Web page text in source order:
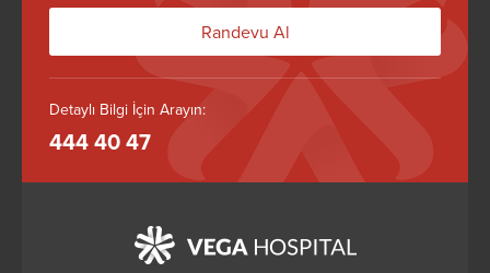
Randevu Al
Detaylı Bilgi İçin Arayın:
444 40 47